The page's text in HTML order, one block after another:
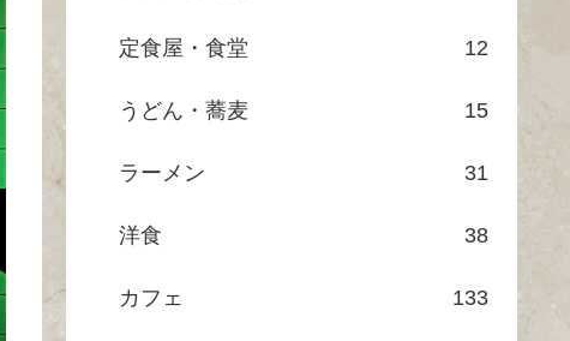
定食屋・食堂 12
うどん・蕎麦 15
ラーメン 31
洋食 38
カフェ 133